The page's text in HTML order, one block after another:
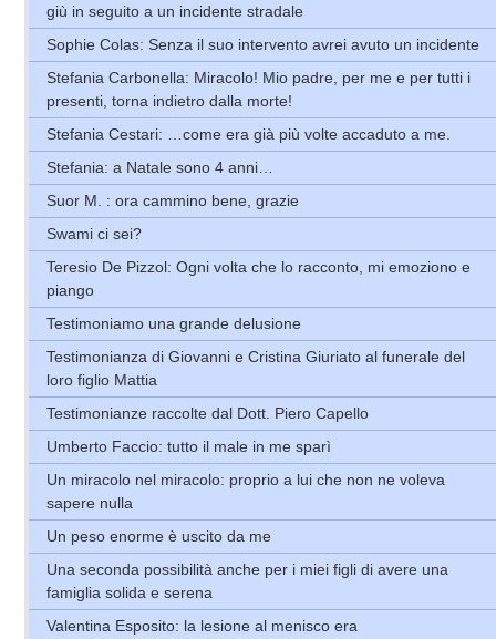
giù in seguito a un incidente stradale
Sophie Colas: Senza il suo intervento avrei avuto un incidente
Stefania Carbonella: Miracolo! Mio padre, per me e per tutti i
presenti, torna indietro dalla morte!
Stefania Cestari: …come era già più volte accaduto a me.
Stefania: a Natale sono 4 anni…
Suor M. : ora cammino bene, grazie
Swami ci sei?
Teresio De Pizzol: Ogni volta che lo racconto, mi emoziono e
piango
Testimoniamo una grande delusione
Testimonianza di Giovanni e Cristina Giuriato al funerale del
loro figlio Mattia
Testimonianze raccolte dal Dott. Piero Capello
Umberto Faccio: tutto il male in me sparì
Un miracolo nel miracolo: proprio a lui che non ne voleva
sapere nulla
Un peso enorme è uscito da me
Una seconda possibilità anche per i miei figli di avere una
famiglia solida e serena
Valentina Esposito: la lesione al menisco era